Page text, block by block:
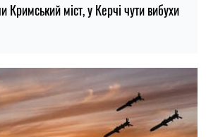
Кримський міст, у Керчі чути вибухи